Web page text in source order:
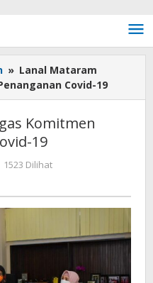
» Lanal Mataram
Covid-19
Komitmen
19
1523 Dilihat